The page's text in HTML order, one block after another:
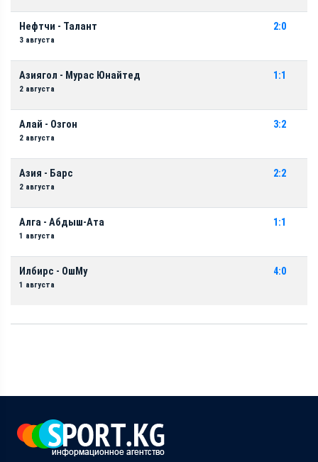
Нефтчи - Талант
3 августа
2:0
Азиягол - Мурас Юнайтед
2 августа
1:1
Алай - Озгон
2 августа
3:2
Азия - Барс
2 августа
2:2
Алга - Абдыш-Ата
1 августа
1:1
Илбирс - ОшМу
1 августа
4:0